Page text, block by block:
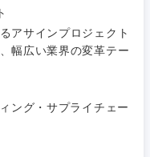
アサインプロジェクト
幅広い業界の変革テー
ング・サプライチェー
業開発
・立上げ
資
50代